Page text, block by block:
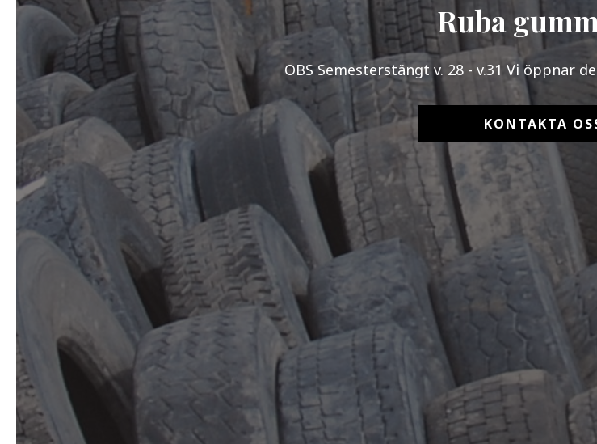
Ruba
OBS Semesterstängt v. 28 - v.31 Vi öppnar
KONTAKTA